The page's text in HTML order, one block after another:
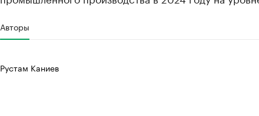
Авторы
Рустам Каниев